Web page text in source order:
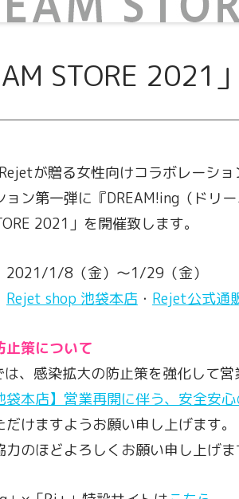
STORE
が贈る女性向けコラボレーシ
ョン第一弾に『DREAM!ing（ドリ
2021」を開催致します。
2021/1/8（金）〜1/29（金）
Rejet shop 池袋本店 ・ Rejet公式通
策について
、感染拡大の防止策を強化して営
袋本店】営業再開に伴う、安全安
けますようお願い申し上げます。
のほどよろしくお願い申し上げま